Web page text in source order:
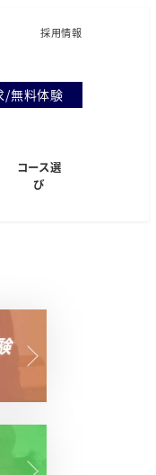
採用情報
/無料体験
コース選
び